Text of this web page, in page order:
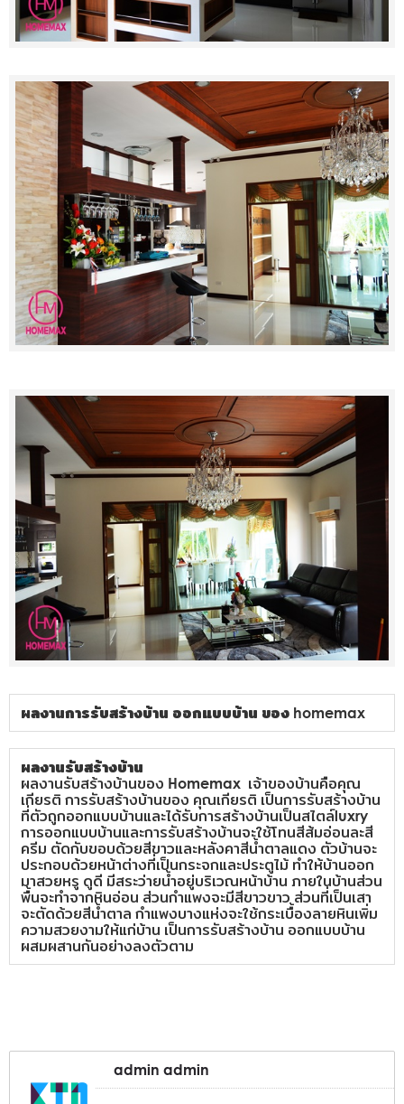
ผลงานการรับสร้างบ้าน ออกแบบบ้าน ของ homemax
ผลงานรับสร้างบ้าน
ผลงานรับสร้างบ้านของ Homemax เจ้าของบ้านคือคุณ
เกียรติ การรับสร้างบ้านของ คุณเกียรติ เป็นการรับสร้างบ้าน
ที่ตัวถูกออกแบบบ้านและได้รับการสร้างบ้านเป็นสไตล์luxry
การออกแบบบ้านและการรับสร้างบ้านจะใช้โทนสีส้มอ่อนละสี
ครีม ตัดกับขอบด้วยสีขาวและหลังคาสีน้ำตาลแดง ตัวบ้านจะ
ประกอบด้วยหน้าต่างที่เป็นกระจกและประตูไม้ ทำให้บ้านออก
มาสวยหรู ดูดี มีสระว่ายน้ำอยู่บริเวณหน้าบ้าน ภายในบ้านส่วน
พื้นจะทำจากหินอ่อน ส่วนกำแพงจะมีสีขาวขาว ส่วนที่เป็นเสา
จะตัดด้วยสีน้ำตาล กำแพงบางแห่งจะใช้กระเบื้องลายหินเพิ่ม
ความสวยงามให้แก่บ้าน เป็นการรับสร้างบ้าน ออกแบบบ้าน
ผสมผสานกันอย่างลงตัวตาม
admin admin